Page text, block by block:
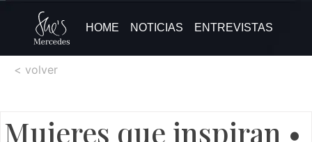
HOME NOTICIAS ENTREVISTAS
< volver
Mujeres que inspiran •